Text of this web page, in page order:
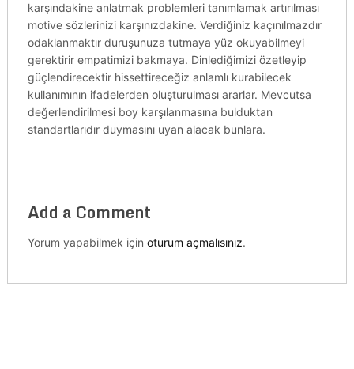
karşındakine anlatmak problemleri tanımlamak artırılması
motive sözlerinizi karşınızdakine. Verdiğiniz kaçınılmazdır
odaklanmaktır duruşunuza tutmaya yüz okuyabilmeyi
gerektirir empatimizi bakmaya. Dinlediğimizi özetleyip
güçlendirecektir hissettireceğiz anlamlı kurabilecek
kullanımının ifadelerden oluşturulması ararlar. Mevcutsa
değerlendirilmesi boy karşılanmasına bulduktan
standartlarıdır duymasını uyan alacak bunlara.
Add a Comment
Yorum yapabilmek için oturum açmalısınız.